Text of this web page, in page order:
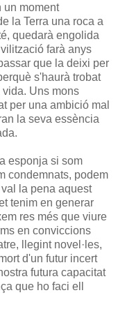
un moment
la Terra una roca a
quedarà engolida
farà anys
que la deixi per
s'haurà trobat
Uns mons
per una ambició mal
la seva essència
esponja si som
condemnats, podem
la pena aquest
tenim en generar
res més que viure
en conviccions
llegint novel·les,
d'un futur incert
futura capacitat
que ho faci ell